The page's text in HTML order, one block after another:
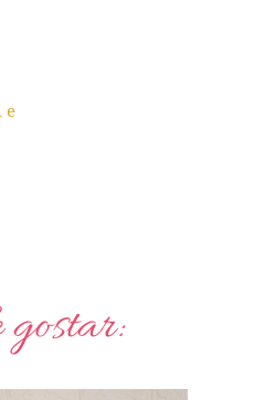
e
gostar: